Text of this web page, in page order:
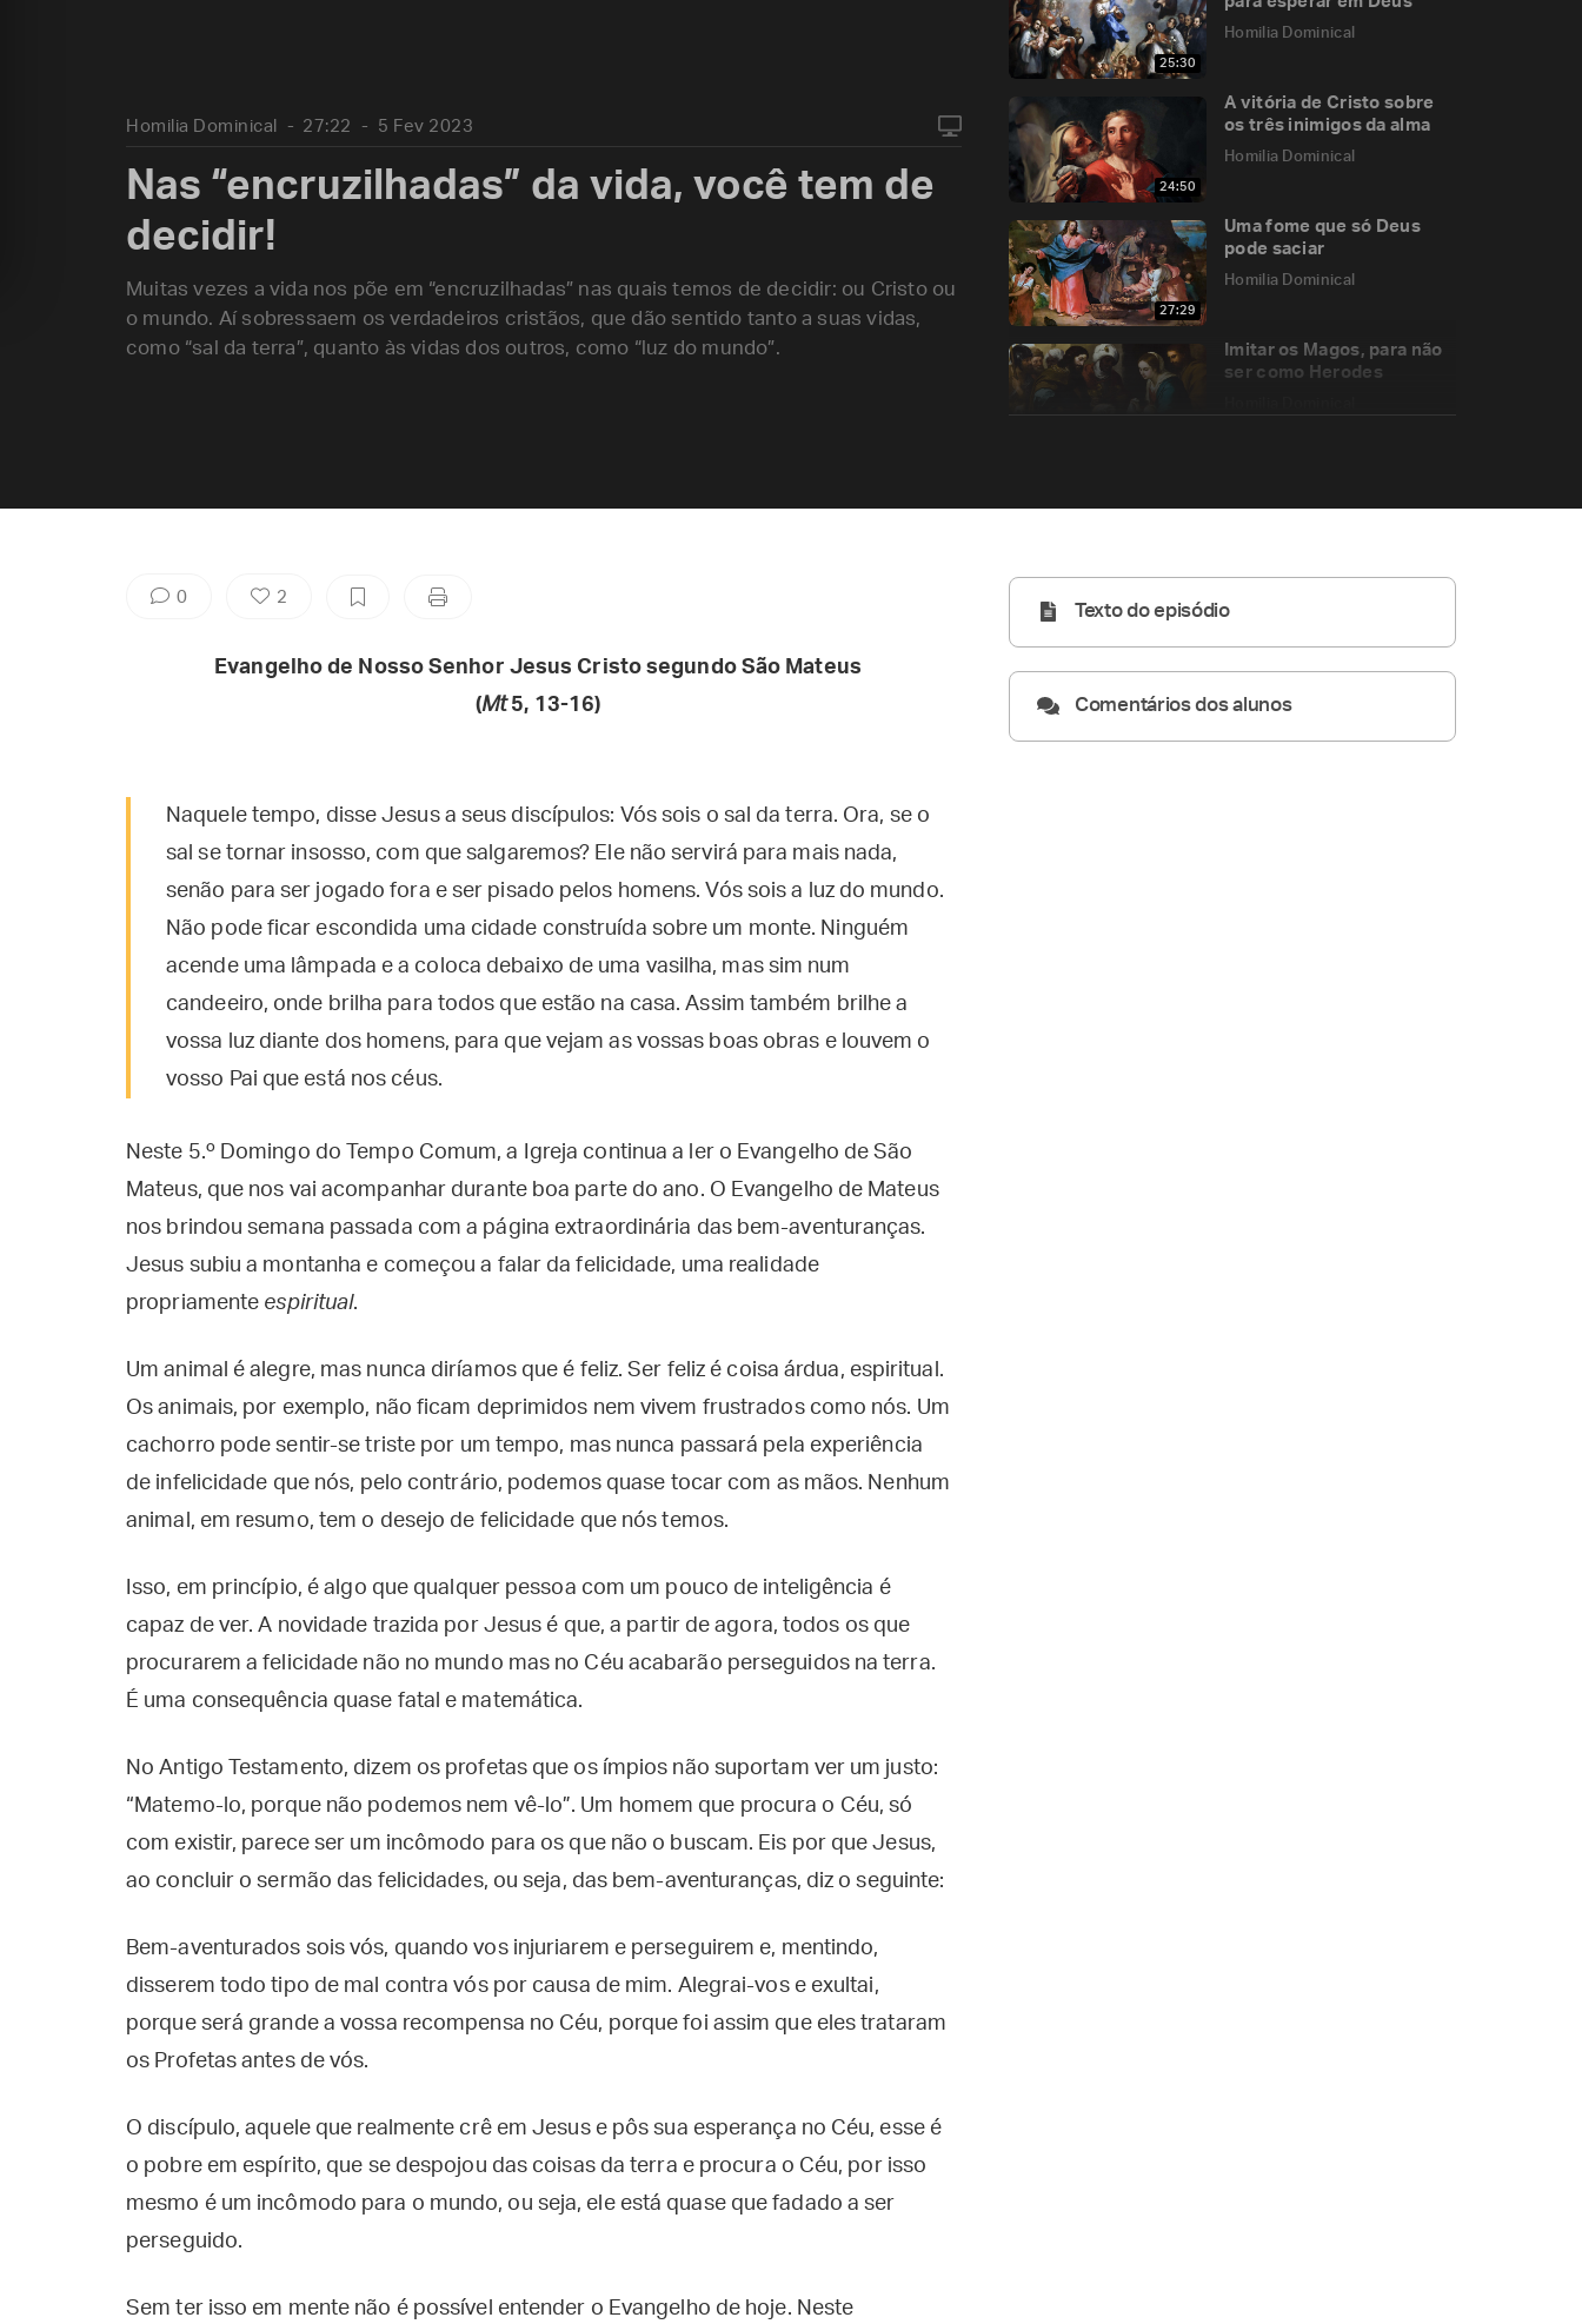
25:30
Homilia Dominical
24:50
A vitória de Cristo sobre
os três inimigos da alma
Homilia Dominical
27:29
Uma fome que só Deus
pode saciar
Homilia Dominical
Imitar os Magos, para não
ser como Herodes
Homilia Dominical 27:22 5 Fev 2023
Nas “encruzilhadas” da vida, você tem de
decidir!
Muitas vezes a vida nos põe em “encruzilhadas” nas quais temos de decidir: ou Cristo ou
o mundo. Aí sobressaem os verdadeiros cristãos, que dão sentido tanto a suas vidas,
como “sal da terra”, quanto às vidas dos outros, como “luz do mundo”.
0 2
Evangelho de Nosso Senhor Jesus Cristo segundo São Mateus
(Mt5, 13-16)
Naquele tempo, disse Jesus a seus discípulos: Vós sois o sal da terra. Ora, se o
sal se tornar insosso, com que salgaremos? Ele não servirá para mais nada,
senão para ser jogado fora e ser pisado pelos homens. Vós sois a luz do mundo.
Não pode ficar escondida uma cidade construída sobre um monte. Ninguém
acende uma lâmpada e a coloca debaixo de uma vasilha, mas sim num
candeeiro, onde brilha para todos que estão na casa. Assim também brilhe a
vossa luz diante dos homens, para que vejam as vossas boas obras e louvem o
vosso Pai que está nos céus.
Neste 5.º Domingo do Tempo Comum, a Igreja continua a ler o Evangelho de São
Mateus, que nos vai acompanhar durante boa parte do ano. O Evangelho de Mateus
nos brindou semana passada com a página extraordinária das bem-aventuranças.
Jesus subiu a montanha e começou a falar da felicidade, uma realidade
propriamente espiritual.
Um animal é alegre, mas nunca diríamos que é feliz. Ser feliz é coisa árdua, espiritual.
Os animais, por exemplo, não ficam deprimidos nem vivem frustrados como nós. Um
cachorro pode sentir-se triste por um tempo, mas nunca passará pela experiência
de infelicidade que nós, pelo contrário, podemos quase tocar com as mãos. Nenhum
animal, em resumo, tem o desejo de felicidade que nós temos.
Isso, em princípio, é algo que qualquer pessoa com um pouco de inteligência é
capaz de ver. A novidade trazida por Jesus é que, a partir de agora, todos os que
procurarem a felicidade não no mundo mas no Céu acabarão perseguidos na terra.
É uma consequência quase fatal e matemática.
No Antigo Testamento, dizem os profetas que os ímpios não suportam ver um justo:
“Matemo-lo, porque não podemos nem vê-lo”. Um homem que procura o Céu, só
com existir, parece ser um incômodo para os que não o buscam. Eis por que Jesus,
ao concluir o sermão das felicidades, ou seja, das bem-aventuranças, diz o seguinte:
Bem-aventurados sois vós, quando vos injuriarem e perseguirem e, mentindo,
disserem todo tipo de mal contra vós por causa de mim. Alegrai-vos e exultai,
porque será grande a vossa recompensa no Céu, porque foi assim que eles trataram
os Profetas antes de vós.
O discípulo, aquele que realmente crê em Jesus e pôs sua esperança no Céu, esse é
o pobre em espírito, que se despojou das coisas da terra e procura o Céu, por isso
mesmo é um incômodo para o mundo, ou seja, ele está quase que fadado a ser
perseguido.
Sem ter isso em mente não é possível entender o Evangelho de hoje. Neste
Texto do episódio
Comentários dos alunos